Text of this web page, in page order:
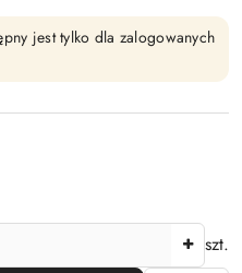
jest tylko dla zalogowanych
szt.